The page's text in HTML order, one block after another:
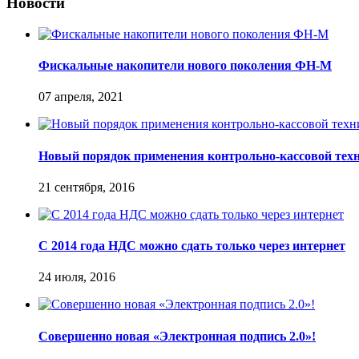
Фискальные накопители нового поколения ФН-М
07 апреля, 2021
Новый порядок применения контрольно-кассовой
21 сентября, 2016
С 2014 года НДС можно сдать только через интернет
24 июля, 2016
Совершенно новая «Электронная подпись 2.0»!